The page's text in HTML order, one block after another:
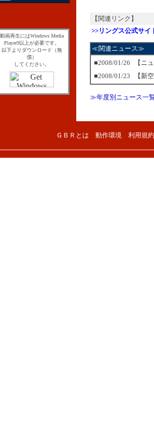
動画再生にはWindows Media
Player9以上が必要です。
以下よりダウンロード（無
償）
してください。
【関連リンク】
>>リングス公式サイ
≪関連ニュース≫
■2008/01/26
【ニ
■2008/01/23
【新
≫年度別ニュース一
ＧＢＲとは 動作環境 利用規約